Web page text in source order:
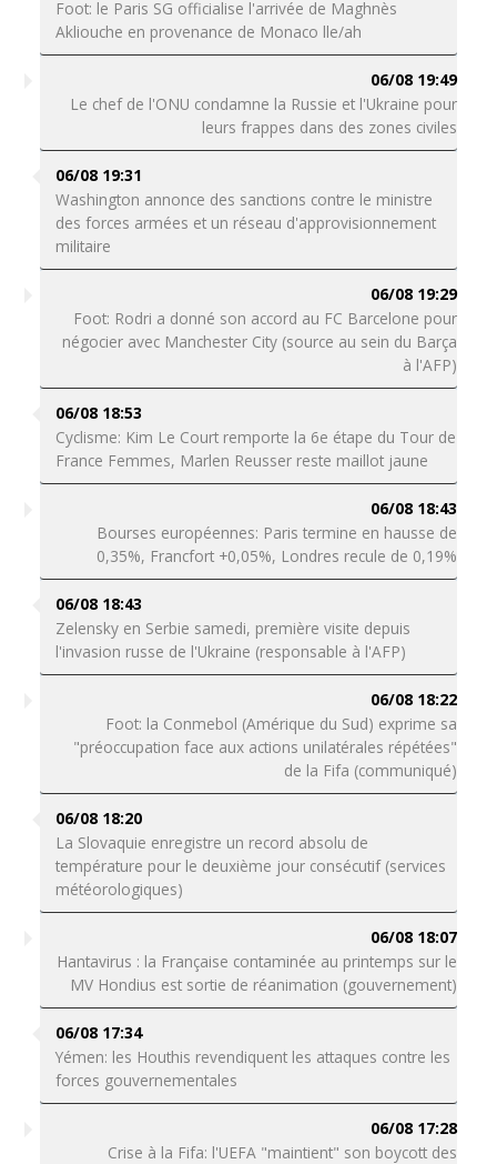
Foot: le Paris SG officialise l'arrivée de Maghnès
Akliouche en provenance de Monaco lle/ah
06/08 19:49
Le chef de l'ONU condamne la Russie et l'Ukraine pour
leurs frappes dans des zones civiles
06/08 19:31
Washington annonce des sanctions contre le ministre
des forces armées et un réseau d'approvisionnement
militaire
06/08 19:29
Foot: Rodri a donné son accord au FC Barcelone pour
négocier avec Manchester City (source au sein du Barça
à l'AFP)
06/08 18:53
Cyclisme: Kim Le Court remporte la 6e étape du Tour de
France Femmes, Marlen Reusser reste maillot jaune
06/08 18:43
Bourses européennes: Paris termine en hausse de
0,35%, Francfort +0,05%, Londres recule de 0,19%
06/08 18:43
Zelensky en Serbie samedi, première visite depuis
l'invasion russe de l'Ukraine (responsable à l'AFP)
06/08 18:22
Foot: la Conmebol (Amérique du Sud) exprime sa
"préoccupation face aux actions unilatérales répétées"
de la Fifa (communiqué)
06/08 18:20
La Slovaquie enregistre un record absolu de
température pour le deuxième jour consécutif (services
météorologiques)
06/08 18:07
Hantavirus : la Française contaminée au printemps sur le
MV Hondius est sortie de réanimation (gouvernement)
06/08 17:34
Yémen: les Houthis revendiquent les attaques contre les
forces gouvernementales
06/08 17:28
Crise à la Fifa: l'UEFA "maintient" son boycott des